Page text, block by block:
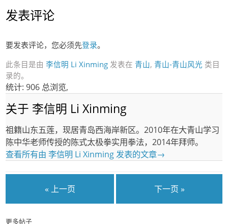
发表评论
要发表评论，您必须先登录。
此条目是由李信明 Li Xinming 发表在青山,青山-青山风光 类目
录的。
统计: 906 总浏览,
关于 李信明 Li Xinming
祖籍山东五莲，现居青岛西海岸新区。2010年在大青山学习
陈中华老师传授的陈式太极拳实用拳法，2014年拜师。
查看所有由 李信明 Li Xinming 发表的文章→
« 上一页 下一页 »
更多帖子